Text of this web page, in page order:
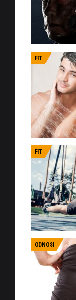
FIT
FIT
ODNOSI